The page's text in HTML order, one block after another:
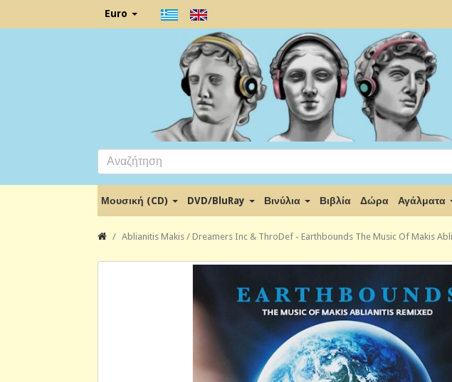
Euro
Μουσική (CD) DVD/BluRay Βινύλια Βιβλία Δώρα Αγάλματα
Ablianitis Makis / Dreamers Inc & ThroDef - Earthbounds The Music Of Makis